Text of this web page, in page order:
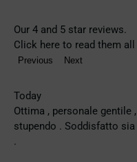
Our 4 and 5 star reviews.
Click here to read them all
Previous Next
Today
Ottima , personale gentile
stupendo . Soddisfatto
.